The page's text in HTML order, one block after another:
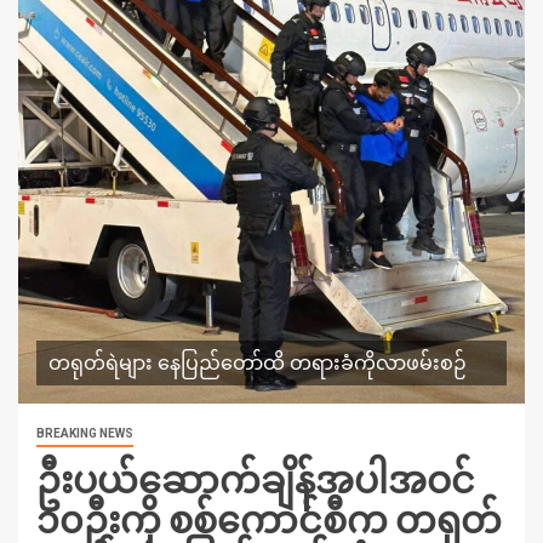
တရုတ်ရဲများ နေပြည်‌တော်ထိ တရားခံကိုလာဖမ်းစဉ်
BREAKING NEWS
ဦးပယ်ဆောက်ချိန်အပါအဝင်
၁၀ဦးကို စစ်ကောင်စီက တရုတ်